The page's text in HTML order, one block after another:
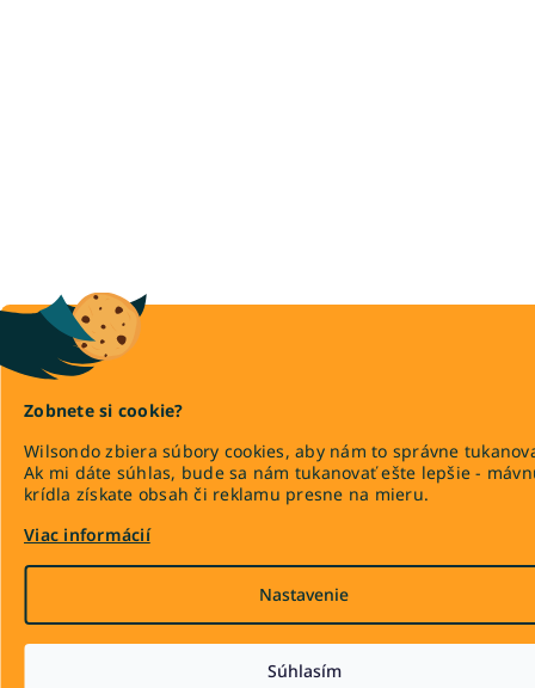
Zobnete si cookie?
Wilsondo zbiera súbory cookies, aby nám to správne
Ak mi dáte súhlas, bude sa nám tukanovať ešte lepšie -
krídla získate obsah či reklamu presne na mieru.
Viac informácií
Nastavenie
Súhlasím